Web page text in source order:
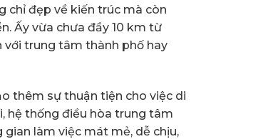
chỉ đẹp về kiến trúc mà còn
Ấy vừa chưa đầy 10 km từ
với trung tâm thành phố hay
thêm sự thuận tiện cho việc di
hệ thống điều hòa trung tâm
làm việc mát mẻ, dễ chịu,